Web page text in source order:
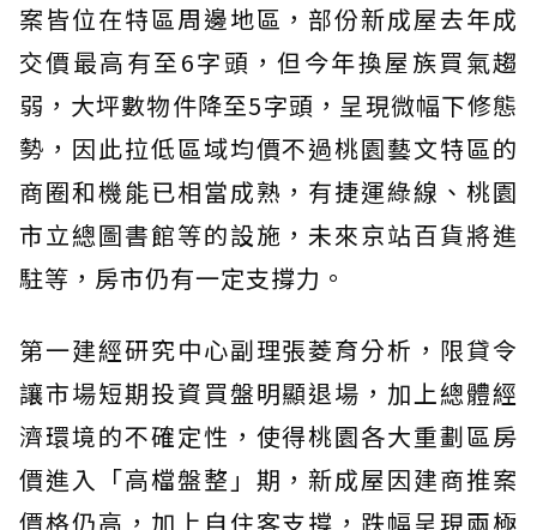
案皆位在特區周邊地區，部份新成屋去年成
交價最高有至6字頭，但今年換屋族買氣趨
弱，大坪數物件降至5字頭，呈現微幅下修態
勢，因此拉低區域均價不過桃園藝文特區的
商圈和機能已相當成熟，有捷運綠線、桃園
市立總圖書館等的設施，未來京站百貨將進
駐等，房市仍有一定支撐力。
第一建經研究中心副理張菱育分析，限貸令
讓市場短期投資買盤明顯退場，加上總體經
濟環境的不確定性，使得桃園各大重劃區房
價進入「高檔盤整」期，新成屋因建商推案
價格仍高，加上自住客支撐，跌幅呈現兩極